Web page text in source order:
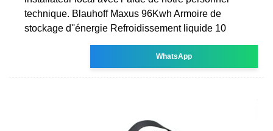
technique. Blauhoff Maxus 96Kwh Armoire de
stockage d''énergie Refroidissement liquide 10
WhatsApp